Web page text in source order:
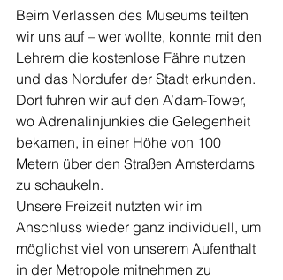
Beim Verlassen des Museums teilten
wir uns auf – wer wollte, konnte mit den
Lehrern die kostenlose Fähre nutzen
und das Nordufer der Stadt erkunden.
Dort fuhren wir auf den A’dam-Tower,
wo Adrenalinjunkies die Gelegenheit
bekamen, in einer Höhe von 100
Metern über den Straßen Amsterdams
zu schaukeln.
Unsere Freizeit nutzten wir im
Anschluss wieder ganz individuell, um
möglichst viel von unserem Aufenthalt
in der Metropole mitnehmen zu